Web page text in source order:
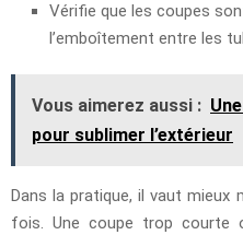
Vérifie que les coupes
l’emboîtement entre les
Vous aimerez aussi :
pour sublimer l’extérieur
Dans la pratique, il vaut mieux
fois. Une coupe trop courte